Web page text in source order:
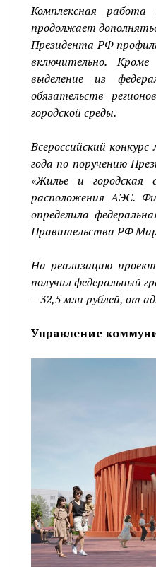
Комплексная
продолжает
Президента РФ
включительно.
выделение из
обязательств
городской среды.
Всероссийский
года по поручению
«Жилье и городская
расположения АЭС.
определила
Правительства РФ
На реализацию
получил федеральный
– 32,5 млн рублей, от
Управление